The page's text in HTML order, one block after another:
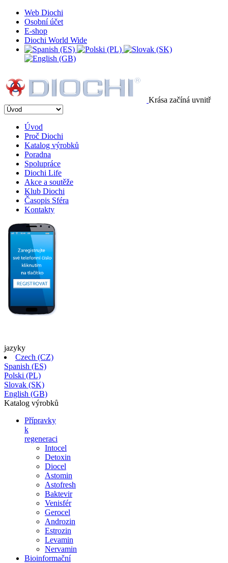
Web Diochi
Osobní účet
E-shop
Diochi World Wide
Krása začíná uvnitř
Úvod
Proč Diochi
Katalog výrobků
Poradna
Spolupráce
Diochi Life
Akce a soutěže
Klub Diochi
Časopis Sféra
Kontakty
jazyky
Czech (CZ)
Spanish (ES)
Polski (PL)
Slovak (SK)
English (GB)
Katalog výrobků
Přípravky
k
regeneraci
Intocel
Detoxin
Diocel
Astomin
Astofresh
Baktevir
Venisfér
Gerocel
Androzin
Estrozin
Levamin
Nervamin
Bioinformační